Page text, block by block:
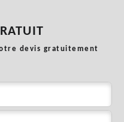
devis gratuitement